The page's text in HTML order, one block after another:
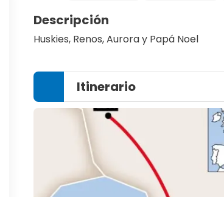
Descripción
Huskies, Renos, Aurora y Papá Noel
Itinerario